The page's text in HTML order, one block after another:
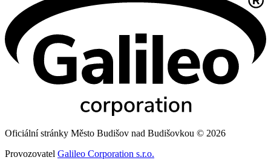
Oficiální stránky Město Budišov nad Budišovkou © 2026
Provozovatel Galileo Corporation s.r.o.